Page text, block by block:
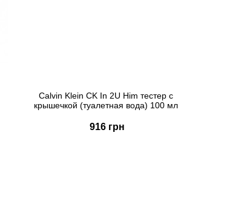
Calvin Klein CK In 2U Him тестер с
крышечкой (туалетная вода) 100 мл
916 грн